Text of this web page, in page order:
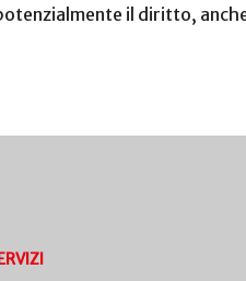
il diritto,